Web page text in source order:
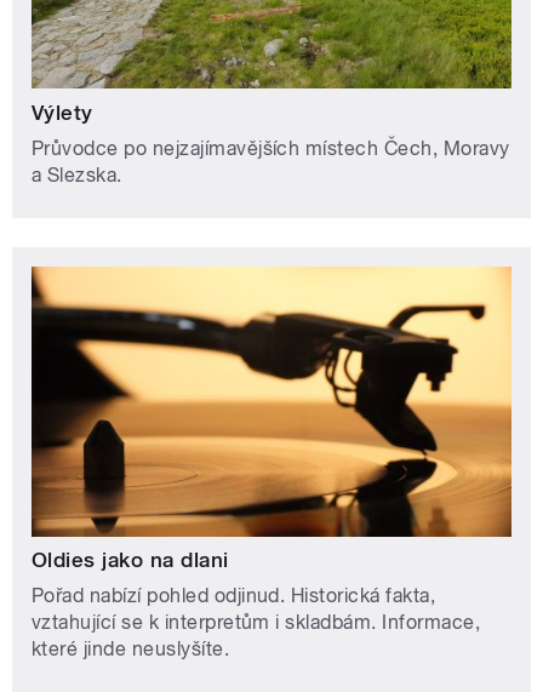
Výlety
Průvodce po nejzajímavějších místech Čech, Moravy
a Slezska.
Oldies jako na dlani
Pořad nabízí pohled odjinud. Historická fakta,
vztahující se k interpretům i skladbám. Informace,
které jinde neuslyšíte.